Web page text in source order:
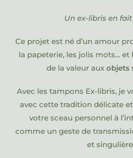
Un ex-libris en
Ce projet est né d’un amour
la papeterie, les jolis mots… et
de la valeur aux objets
Avec les tampons Ex-libris, je
avec cette tradition délicate
votre sceau personnel à
comme un geste de
et